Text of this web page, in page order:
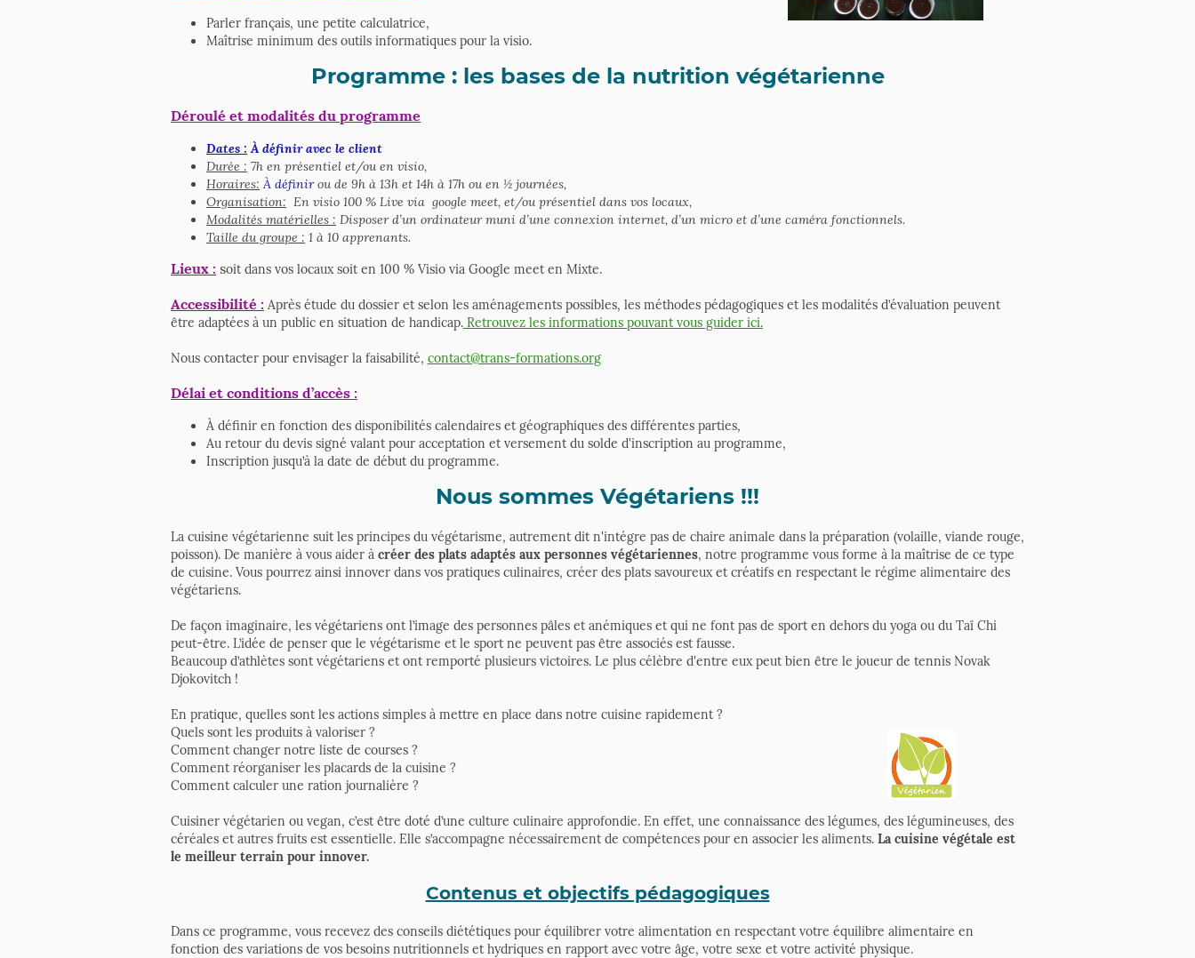
Parler français, une petite calculatrice,
Maîtrise minimum des outils informatiques pour la visio.
Programme : les bases de la nutrition végétarienne
Déroulé et modalités du programme
Dates : À définir avec le client
Durée : 7h en présentiel et/ou en visio,
Horaires: À définirou de 9h à 13h et 14h à 17h ou en ½ journées,
Organisation: En visio 100 % Live via google meet, et/ou présentiel dans vos locaux,
Modalités matérielles : Disposer d’un ordinateur muni d’une connexion internet, d’un micro et d’une caméra fonctionnels.
Taille du groupe : 1 à 10 apprenants.
Lieux : soit dans vos locaux soit en 100 % Visio via Google meet en Mixte.
Accessibilité : Après étude du dossier et selon les aménagements possibles, les méthodes pédagogiques et les modalités d’évaluation peuvent
être adaptées à un public en situation de handicap. Retrouvez les informations pouvant vous guider ici.
Nous contacter pour envisager la faisabilité, contact@trans-formations.org
Délai et conditions d’accès :
À définir en fonction des disponibilités calendaires et géographiques des différentes parties,
Au retour du devis signé valant pour acceptation et versement du solde d'inscription au programme,
Inscription jusqu’à la date de début du programme.
Nous sommes Végétariens !!!
La cuisine végétarienne suit les principes du végétarisme, autrement dit n'intégre pas de chaire animale dans la préparation (volaille, viande rouge,
poisson). De manière à vous aider à créer des plats adaptés aux personnes végétariennes, notre programme vous forme à la maîtrise de ce type
de cuisine. Vous pourrez ainsi innover dans vos pratiques culinaires, créer des plats savoureux et créatifs en respectant le régime alimentaire des
végétariens.
De façon imaginaire, les végétariens ont l’image des personnes pâles et anémiques et qui ne font pas de sport en dehors du yoga ou du Taï Chi
peut-être. L’idée de penser que le végétarisme et le sport ne peuvent pas être associés est fausse.
Beaucoup d’athlètes sont végétariens et ont remporté plusieurs victoires. Le plus célèbre d'entre eux peut bien être le joueur de tennis Novak
Djokovitch !
En pratique, quelles sont les actions simples à mettre en place dans notre cuisine rapidement ?
Quels sont les produits à valoriser ?
Comment changer notre liste de courses ?
Comment réorganiser les placards de la cuisine ?
Comment calculer une ration journalière ?
Cuisiner végétarien ou vegan, c’est être doté d’une culture culinaire approfondie. En effet, une connaissance des légumes, des légumineuses, des
céréales et autres fruits est essentielle. Elle s’accompagne nécessairement de compétences pour en associer les aliments. La cuisine végétale est
le meilleur terrain pour innover.
Contenus et objectifs pédagogiques
Dans ce programme, vous recevez des conseils diététiques pour équilibrer votre alimentation en respectant votre équilibre alimentaire en
fonction des variations de vos besoins nutritionnels et hydriques en rapport avec votre âge, votre sexe et votre activité physique.